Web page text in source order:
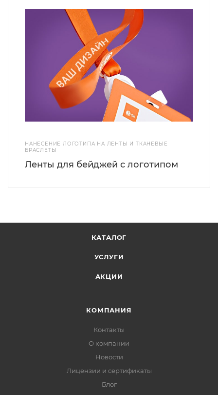
НАНЕСЕНИЕ ЛОГОТИПА НА ЛЕНТЫ И ТКАНЕВЫЕ
БРАСЛЕТЫ
Ленты для бейджей с логотипом
КАТАЛОГ
УСЛУГИ
АКЦИИ
КОМПАНИЯ
Контакты
О компании
Новости
Лицензии и сертификаты
Блог